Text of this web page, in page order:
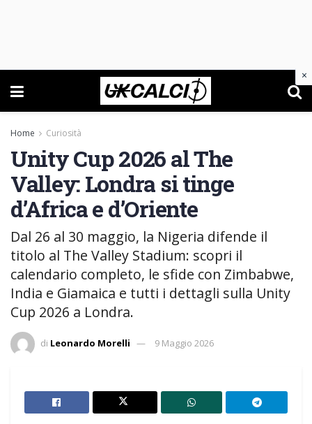
Home Curiosità
Unity Cup 2026 al The
Valley: Londra si tinge
d’Africa e d’Oriente
Dal 26 al 30 maggio, la Nigeria difende il
titolo al The Valley Stadium: scopri il
calendario completo, le sfide con Zimbabwe,
India e Giamaica e tutti i dettagli sulla Unity
Cup 2026 a Londra.
di Leonardo Morelli 9 Maggio 2026
×